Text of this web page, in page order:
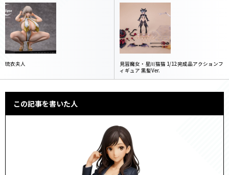
琉衣夫人
見習魔女・星川猫猫 1/12 完成品アクションフ
ィギュア 黒髪Ver.
この記事を書いた人